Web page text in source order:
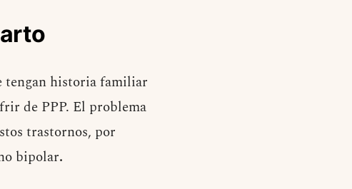
tengan historia familiar
de PPP. El problema
trastornos, por
bipolar.